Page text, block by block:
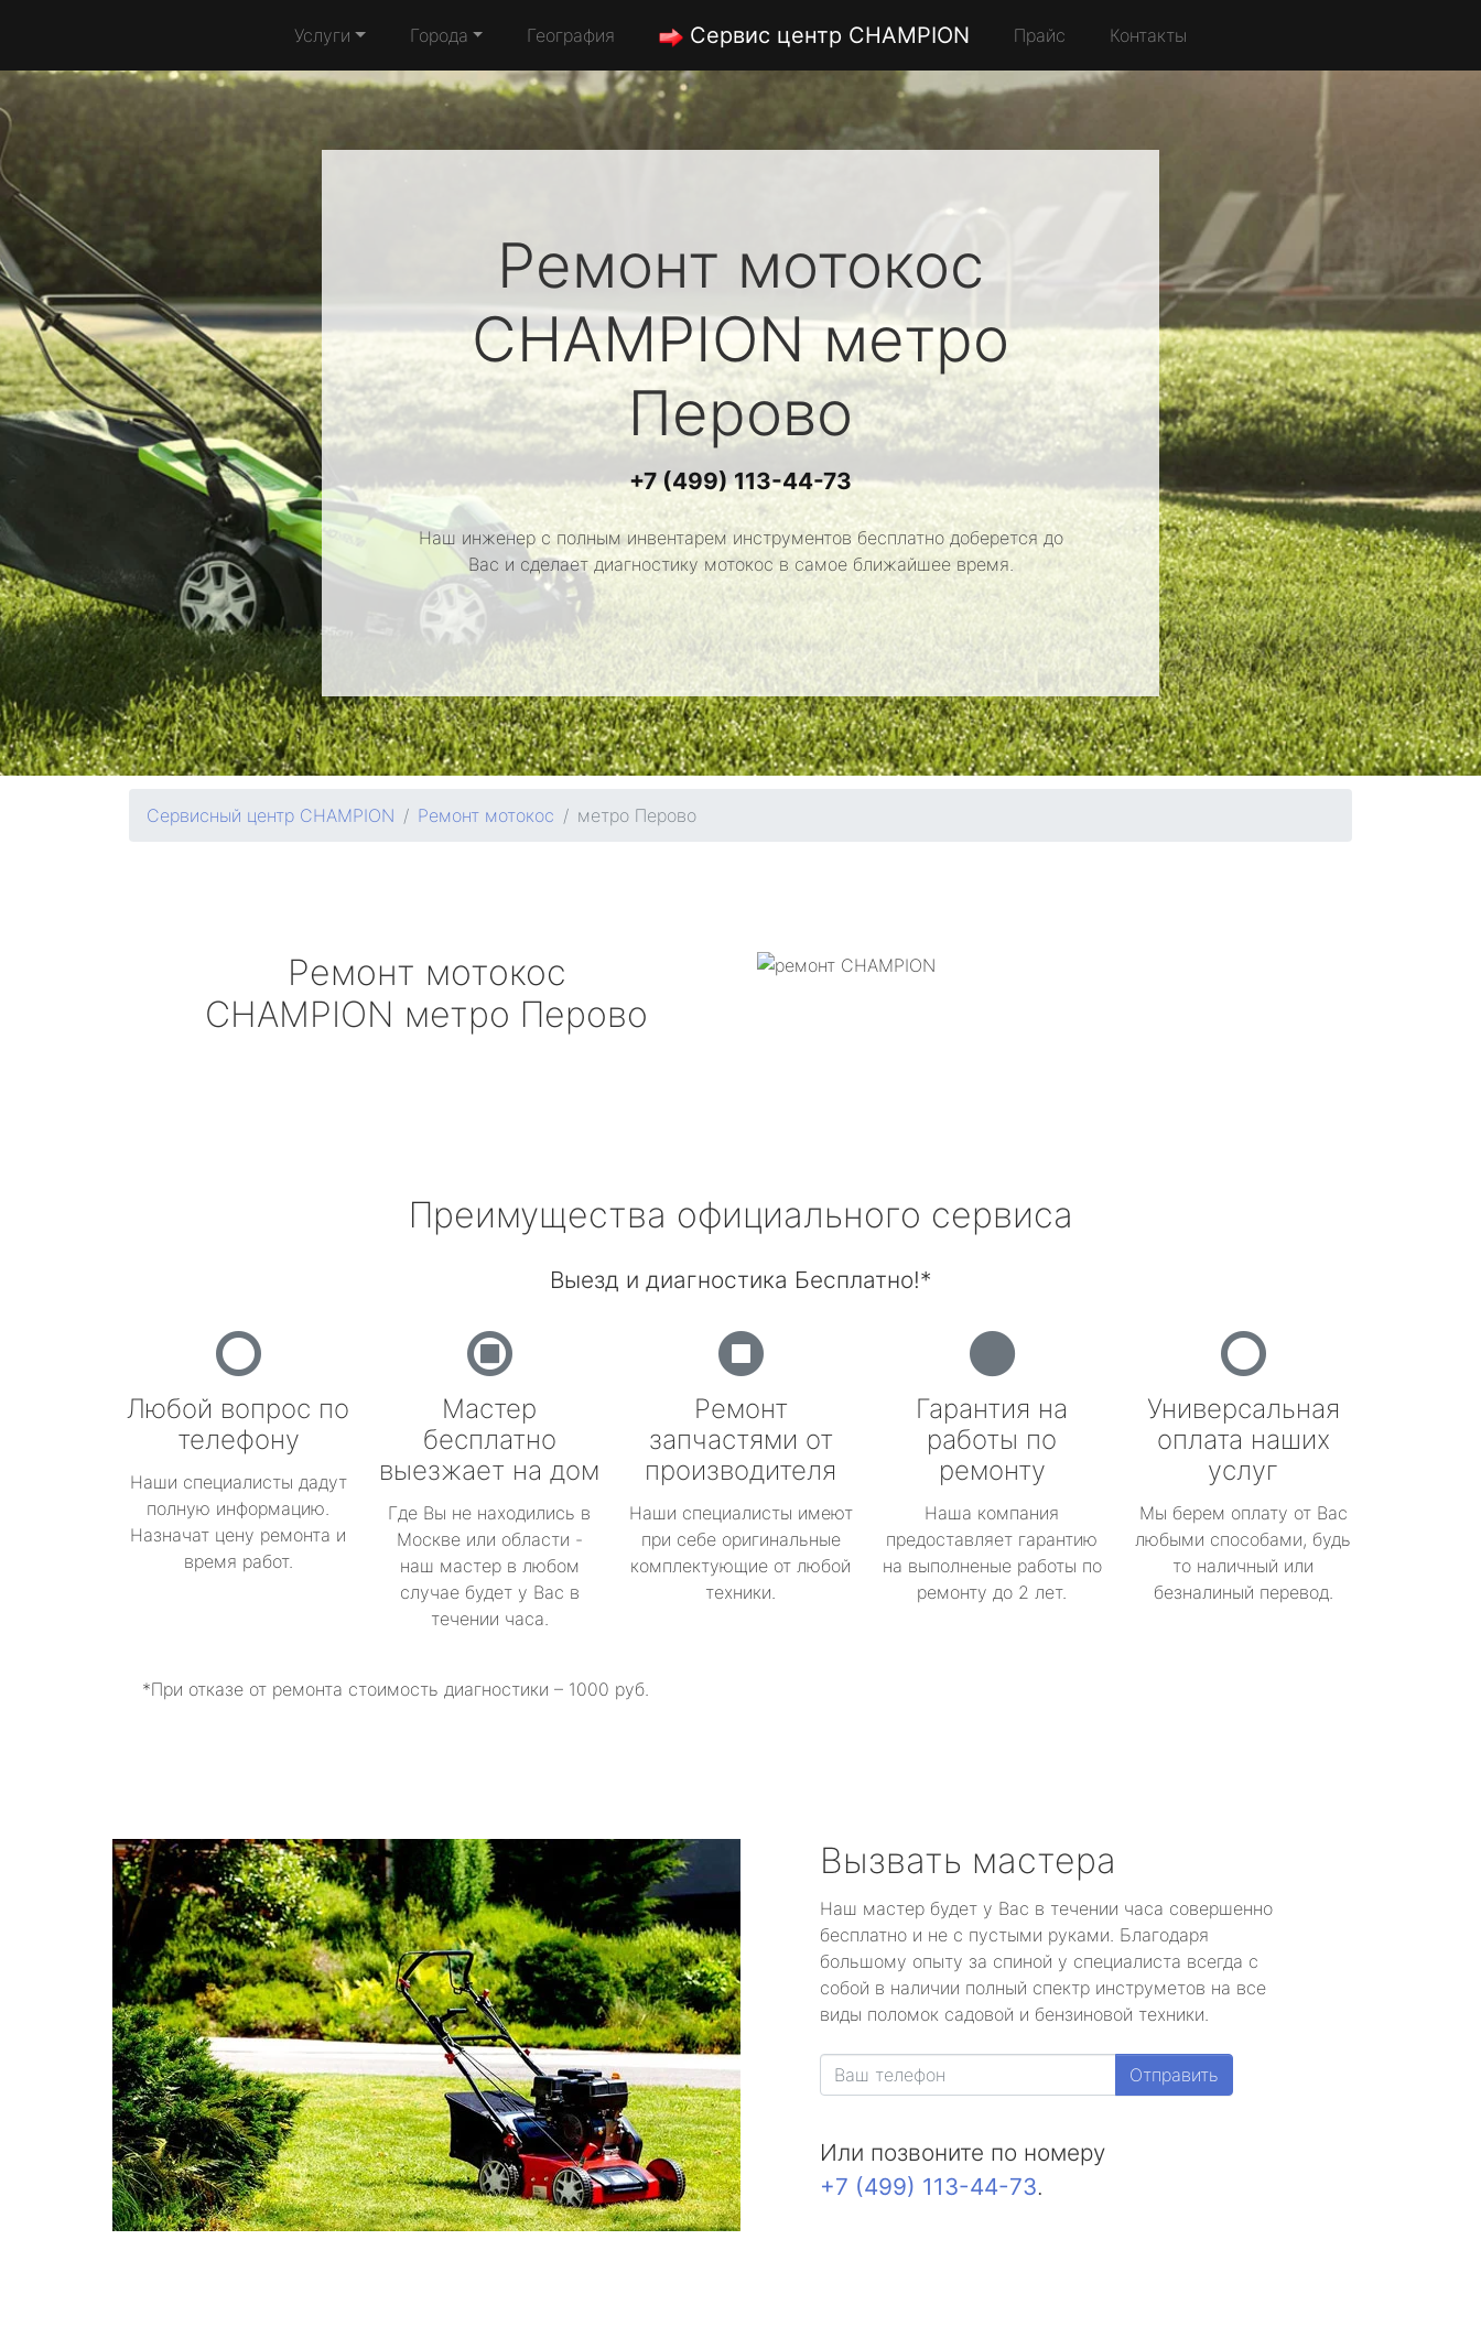
Услуги Города География Сервис центр CHAMPION Прайс Контакты
Ремонт мотокос
CHAMPIONметро
Перово
+7 (499) 113-44-73
Наш инженер с полным инвентарем инструментов бесплатно доберется до
Вас и сделает диагностику мотокос в самое ближайшее время.
Сервисный центр CHAMPION Ремонт мотокос метро Перово
Ремонт мотокос
CHAMPION метро Перово
Преимущества официального сервиса
Выезд и диагностика Бесплатно!*
Любой вопрос по
телефону
Наши специалисты дадут
полную информацию.
Назначат цену ремонта и
время работ.
Мастер
бесплатно
выезжает на дом
Где Вы не находились в
Москве или области -
наш мастер в любом
случае будет у Вас в
течении часа.
Ремонт
запчастями от
производителя
Наши специалисты имеют
при себе оригинальные
комплектующие от любой
техники.
Гарантия на
работы по
ремонту
Наша компания
предоставляет гарантию
на выполненые работы по
ремонту до 2 лет.
Универсальная
оплата наших
услуг
Мы берем оплату от Вас
любыми способами, будь
то наличный или
безналиный перевод.
*При отказе от ремонта стоимость диагностики – 1000 руб.
Вызвать мастера
Наш мастер будет у Вас в течении часа совершенно
бесплатно и не с пустыми руками. Благодаря
большому опыту за спиной у специалиста всегда с
собой в наличии полный спектр инструметов на все
виды поломок садовой и бензиновой техники.
Отправить
Или позвоните по номеру
+7 (499) 113-44-73.